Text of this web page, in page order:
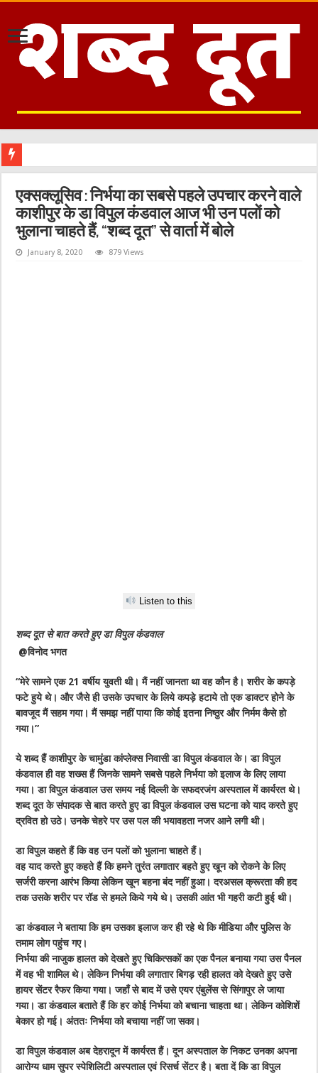
एक्सक्लूसिव : निर्भया का सबसे पहले उपचार करने वाले
काशीपुर के डा विपुल कंडवाल आज भी उन पलों को
भुलाना चाहते हैं, “शब्द दूत” से वार्ता में बोले
January 8, 2020 879 Views
Listen to this
शब्द दूत से बात करते हुए डा विपुल कंडवाल
@विनोद भगत
“मेरे सामने एक 21 वर्षीय युवती थी। मैं नहीं जानता था वह कौन है। शरीर के कपड़े
फटे हुये थे। और जैसे ही उसके उपचार के लिये कपड़े हटाये तो एक डाक्टर होने के
बावजूद मैं सहम गया। मैं समझ नहीं पाया कि कोई इतना निष्ठुर और निर्मम कैसे हो
गया।”
ये शब्द हैं काशीपुर के चामुंडा कांप्लेक्स निवासी डा विपुल कंडवाल के। डा विपुल
कंडवाल ही वह शख्स हैं जिनके सामने सबसे पहले निर्भया को इलाज के लिए लाया
गया। डा विपुल कंडवाल उस समय नई दिल्ली के सफदरजंग अस्पताल में कार्यरत थे।
शब्द दूत के संपादक से बात करते हुए डा विपुल कंडवाल उस घटना को याद करते हुए
द्रवित हो उठे। उनके चेहरे पर उस पल की भयावहता नजर आने लगी थी।
डा विपुल कहते हैं कि वह उन पलों को भुलाना चाहते हैं।
वह याद करते हुए कहते हैं कि हमने तुरंत लगातार बहते हुए खून को रोकने के लिए
सर्जरी करना आरंभ किया लेकिन खून बहना बंद नहीं हुआ। दरअसल क्रूरता की हद
तक उसके शरीर पर रॉड से हमले किये गये थे। उसकी आंत भी गहरी कटी हुई थी।
डा कंडवाल ने बताया कि हम उसका इलाज कर ही रहे थे कि मीडिया और पुलिस के
तमाम लोग पहुंच गए।
निर्भया की नाजुक हालत को देखते हुए चिकित्सकों का एक पैनल बनाया गया उस पैनल
में वह भी शामिल थे। लेकिन निर्भया की लगातार बिगड़ रही हालत को देखते हुए उसे
हायर सेंटर रैफर किया गया। जहाँ से बाद में उसे एयर एंबुलेंस से सिंगापुर ले जाया
गया। डा कंडवाल बताते हैं कि हर कोई निर्भया को बचाना चाहता था। लेकिन कोशिशें
बेकार हो गई। अंततः निर्भया को बचाया नहीं जा सका।
डा विपुल कंडवाल अब देहरादून में कार्यरत हैं। दून अस्पताल के निकट उनका अपना
आरोग्य धाम सुपर स्पेशिलिटी अस्पताल एवं रिसर्च सेंटर है। बता दें कि डा विपुल